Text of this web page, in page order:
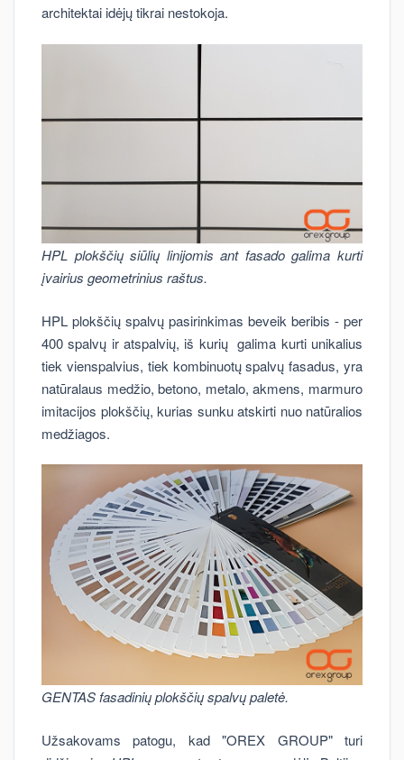
architektai idėjų tikrai nestokoja.
HPL plokščių siūlių linijomis ant fasado galima kurti
įvairius geometrinius raštus.
HPL plokščių spalvų pasirinkimas beveik beribis - per
400 spalvų ir atspalvių, iš kurių galima kurti unikalius
tiek vienspalvius, tiek kombinuotų spalvų fasadus, yra
natūralaus medžio, betono, metalo, akmens, marmuro
imitacijos plokščių, kurias sunku atskirti nuo natūralios
medžiagos.
GENTAS fasadinių plokščių spalvų paletė.
Užsakovams patogu, kad "OREX GROUP" turi